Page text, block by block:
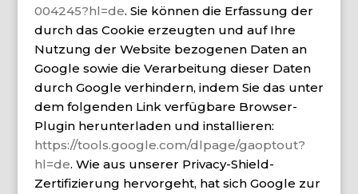
004245?hl=de. Sie können die Erfassung der
durch das Cookie erzeugten und auf Ihre
Nutzung der Website bezogenen Daten an
Google sowie die Verarbeitung dieser Daten
durch Google verhindern, indem Sie das unter
dem folgenden Link verfügbare Browser-
Plugin herunterladen und installieren:
https://tools.google.com/dlpage/gaoptout?
hl=de. Wie aus unserer Privacy-Shield-
Zertifizierung hervorgeht, hat sich Google zur